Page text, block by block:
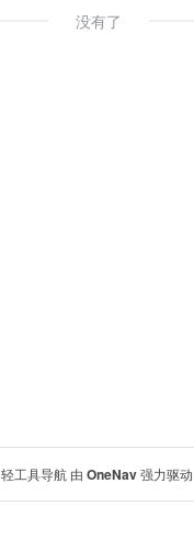
没有了
轻工具导航 由 OneNav强力驱动